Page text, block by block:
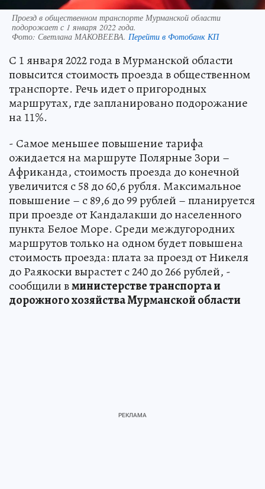
Проезд в общественном транспорте Мурманской области
подорожает с 1 января 2022 года.
Фото: Светлана МАКОВЕЕВА. Перейти в Фотобанк КП
С 1 января 2022 года в Мурманской области
повысится стоимость проезда в общественном
транспорте. Речь идет о пригородных
маршрутах, где запланировано подорожание
на 11%.
- Самое меньшее повышение тарифа
ожидается на маршруте Полярные Зори –
Африканда, стоимость проезда до конечной
увеличится с 58 до 60,6 рубля. Максимальное
повышение – с 89,6 до 99 рублей – планируется
при проезде от Кандалакши до населенного
пункта Белое Море. Среди междугородних
маршрутов только на одном будет повышена
стоимость проезда: плата за проезд от Никеля
до Раякоски вырастет с 240 до 266 рублей, -
сообщили вминистерстве транспорта и
дорожного хозяйства Мурманской области